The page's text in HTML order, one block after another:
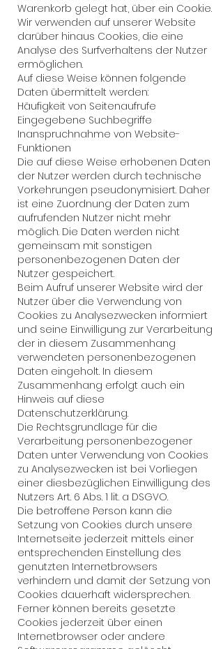
Warenkorb gelegt hat, über ein Cookie.
Wir verwenden auf unserer Website
darüber hinaus Cookies, die eine
Analyse des Surfverhaltens der Nutzer
ermöglichen.
Auf diese Weise können folgende
Daten übermittelt werden:
Häufigkeit von Seitenaufrufe
Eingegebene Suchbegriffe
Inanspruchnahme von Website-
Funktionen
Die auf diese Weise erhobenen Daten
der Nutzer werden durch technische
Vorkehrungen pseudonymisiert. Daher
ist eine Zuordnung der Daten zum
aufrufenden Nutzer nicht mehr
möglich. Die Daten werden nicht
gemeinsam mit sonstigen
personenbezogenen Daten der
Nutzer gespeichert.
Beim Aufruf unserer Website wird der
Nutzer über die Verwendung von
Cookies zu Analysezwecken informiert
und seine Einwilligung zur Verarbeitung
der in diesem Zusammenhang
verwendeten personenbezogenen
Daten eingeholt. In diesem
Zusammenhang erfolgt auch ein
Hinweis auf diese
Datenschutzerklärung.
Die Rechtsgrundlage für die
Verarbeitung personenbezogener
Daten unter Verwendung von Cookies
zu Analysezwecken ist bei Vorliegen
einer diesbezüglichen Einwilligung des
Nutzers Art. 6 Abs. 1 lit. a DSGVO.
Die betroffene Person kann die
Setzung von Cookies durch unsere
Internetseite jederzeit mittels einer
entsprechenden Einstellung des
genutzten Internetbrowsers
verhindern und damit der Setzung von
Cookies dauerhaft widersprechen.
Ferner können bereits gesetzte
Cookies jederzeit über einen
Internetbrowser oder andere